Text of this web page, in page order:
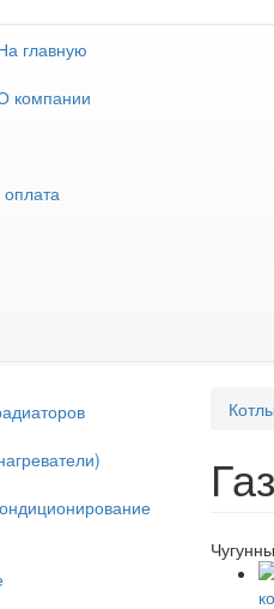
главную
компании
оплата